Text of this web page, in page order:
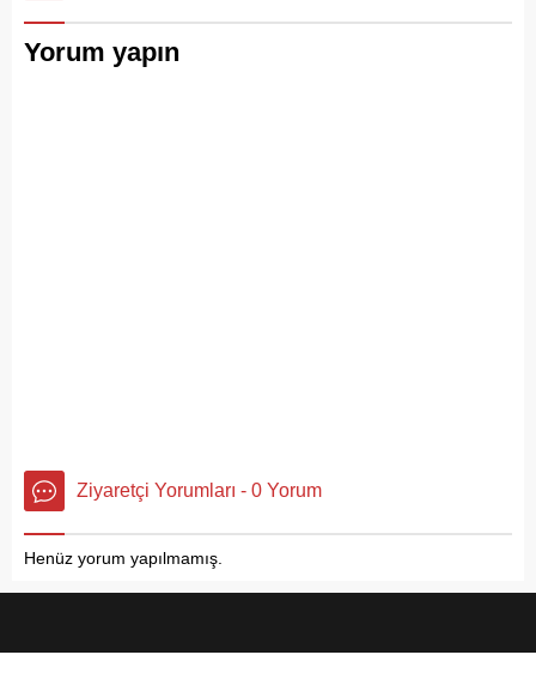
konforlu güvenli bir yaşam
Yorum yapın
Ziyaretçi Yorumları - 0 Yorum
Henüz yorum yapılmamış.